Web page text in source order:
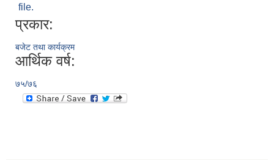
file.
प्रकार:
बजेट तथा कार्यक्रम
आर्थिक वर्ष:
७५/७६